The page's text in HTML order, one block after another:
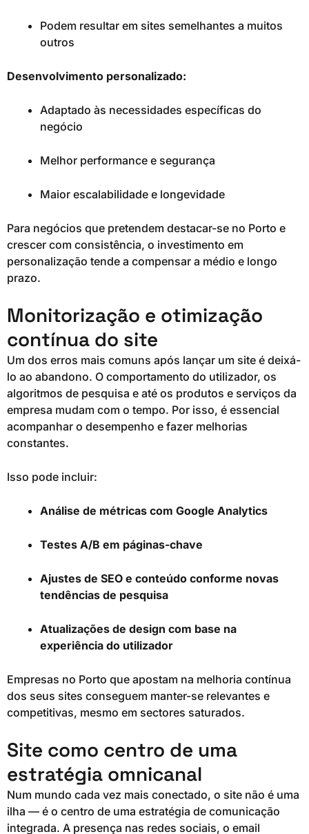
Podem resultar em sites semelhantes a muitos
outros
Desenvolvimento personalizado:
Adaptado às necessidades específicas do
negócio
Melhor performance e segurança
Maior escalabilidade e longevidade
Para negócios que pretendem destacar-se no Porto e
crescer com consistência, o investimento em
personalização tende a compensar a médio e longo
prazo.
Monitorização e otimização
contínua do site
Um dos erros mais comuns após lançar um site é deixá-
lo ao abandono. O comportamento do utilizador, os
algoritmos de pesquisa e até os produtos e serviços da
empresa mudam com o tempo. Por isso, é essencial
acompanhar o desempenho e fazer melhorias
constantes.
Isso pode incluir:
Análise de métricas com Google Analytics
Testes A/B em páginas-chave
Ajustes de SEO e conteúdo conforme novas
tendências de pesquisa
Atualizações de design com base na
experiência do utilizador
Empresas no Porto que apostam na melhoria contínua
dos seus sites conseguem manter-se relevantes e
competitivas, mesmo em sectores saturados.
Site como centro de uma
estratégia omnicanal
Num mundo cada vez mais conectado, o site não é uma
ilha — é o centro de uma estratégia de comunicação
integrada. A presença nas redes sociais, o email